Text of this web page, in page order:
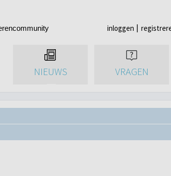
inloggen
NIEUWS VRAGEN